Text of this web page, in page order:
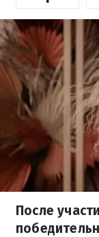
После